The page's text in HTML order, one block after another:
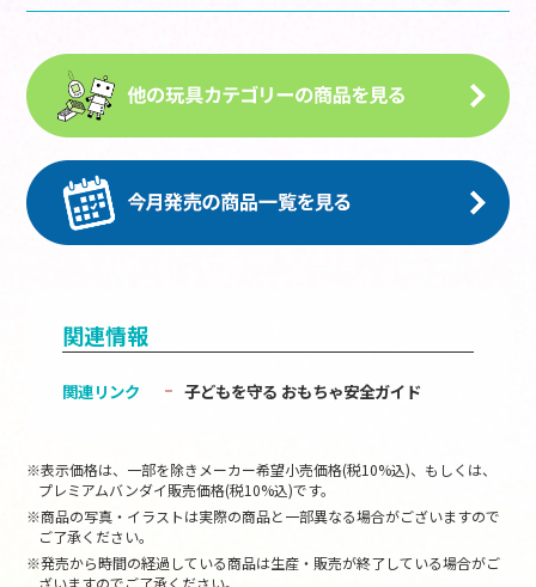
関連情報
関連リンク 子どもを守る おもちゃ安全ガイド
※表示価格は、一部を除きメーカー希望小売価格(税10%込)、もしくは、
プレミアムバンダイ販売価格(税10%込)です。
※商品の写真・イラストは実際の商品と一部異なる場合がございますので
ご了承ください。
※発売から時間の経過している商品は生産・販売が終了している場合がご